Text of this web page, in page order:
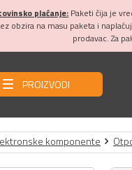
plaćanje: Paketi čija je
obzira na masu paketa i
prodavac. Za
PROIZVODI
komponente